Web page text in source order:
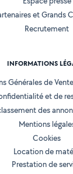
et Grands
Recrutement
INFORMATIONS
Générales de
et de
des
Mentions
Cookies
Location de
Prestation de